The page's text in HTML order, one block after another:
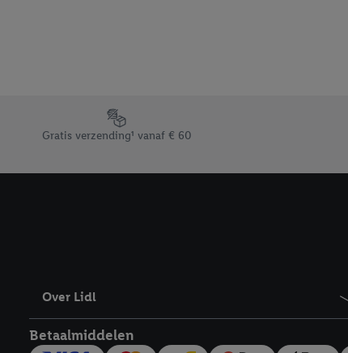
Footerelement met de verschillende USPs van Lidl.be
Gratis verzending¹ vanaf € 60
Over Lidl
Betaalmiddelen